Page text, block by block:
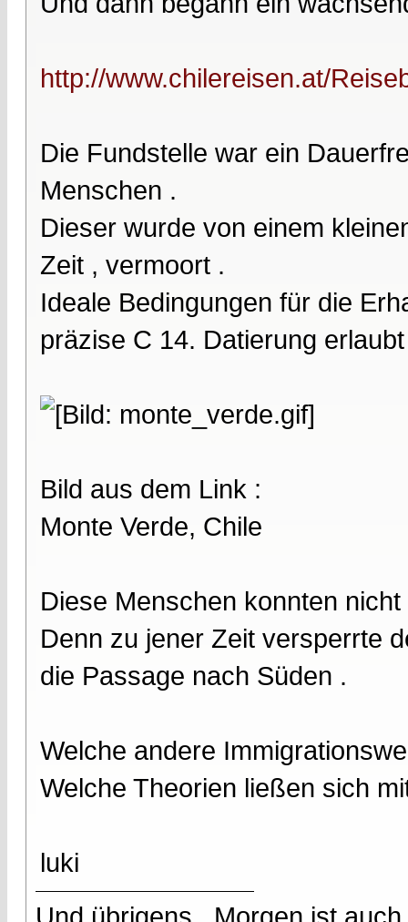
http://www.chilereisen.at/
Die Fundstelle war ein
Menschen .
Dieser wurde von einem
Zeit , vermoort .
Ideale Bedingungen für die
präzise C 14. Datierung
Bild aus dem Link :
Monte Verde, Chile
Diese Menschen konnten
Denn zu jener Zeit versperrte
die Passage nach Süden .
Welche andere
Welche Theorien ließen sich
luki